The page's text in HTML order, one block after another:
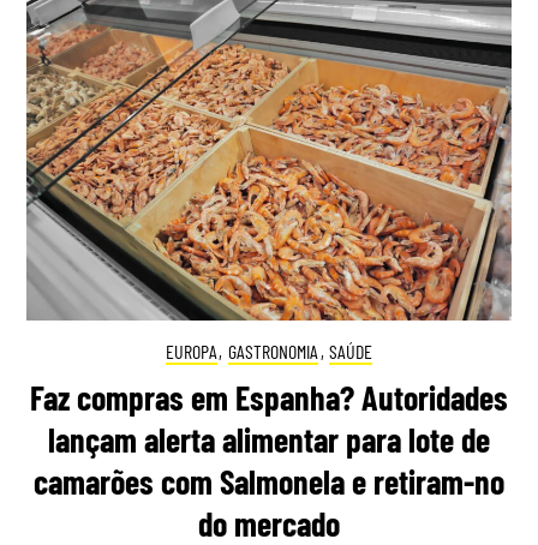
EUROPA, GASTRONOMIA , SAÚDE
Faz compras em Espanha? Autoridades
lançam alerta alimentar para lote de
camarões com Salmonela e retiram-no
do mercado